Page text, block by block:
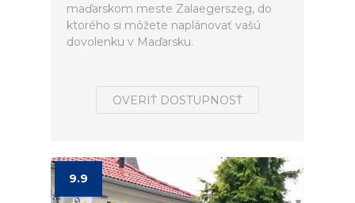
maďarskom meste Zalaegerszeg, do
ktorého si môžete naplánovať vašú
dovolenku v Maďarsku.
OVERIŤ DOSTUPNOSŤ
9.9